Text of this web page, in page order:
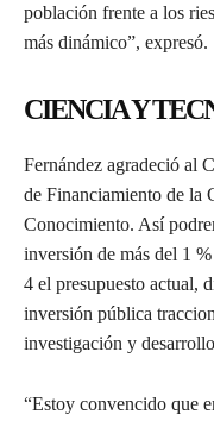
población frente a los
más dinámico”, expresó.
CIENCIA Y
Fernández agradeció al
de Financiamiento de la
Conocimiento. Así
inversión de más del 1
4 el presupuesto actual,
inversión pública
investigación y
“Estoy convencido que